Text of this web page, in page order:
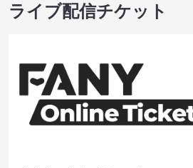
ライブ配信チケット